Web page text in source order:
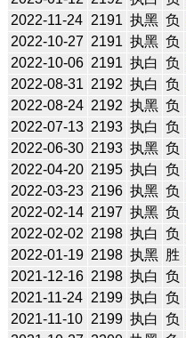
2022-11-24 2191 执黑 负
2022-10-27 2191 执黑 负
2022-10-06 2191 执白 负
2022-08-31 2192 执白 负
2022-08-24 2192 执黑 负
2022-07-13 2193 执白 负
2022-06-30 2193 执黑 负
2022-04-20 2195 执白 负
2022-03-23 2196 执黑 负
2022-02-14 2197 执黑 负
2022-02-02 2198 执白 负
2022-01-19 2198 执黑 胜
2021-12-16 2198 执白 负
2021-11-24 2199 执白 负
2021-11-10 2199 执白 负